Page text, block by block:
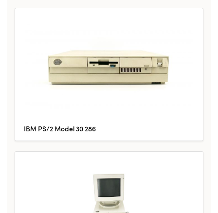
IBM PS/2 Model 30 286